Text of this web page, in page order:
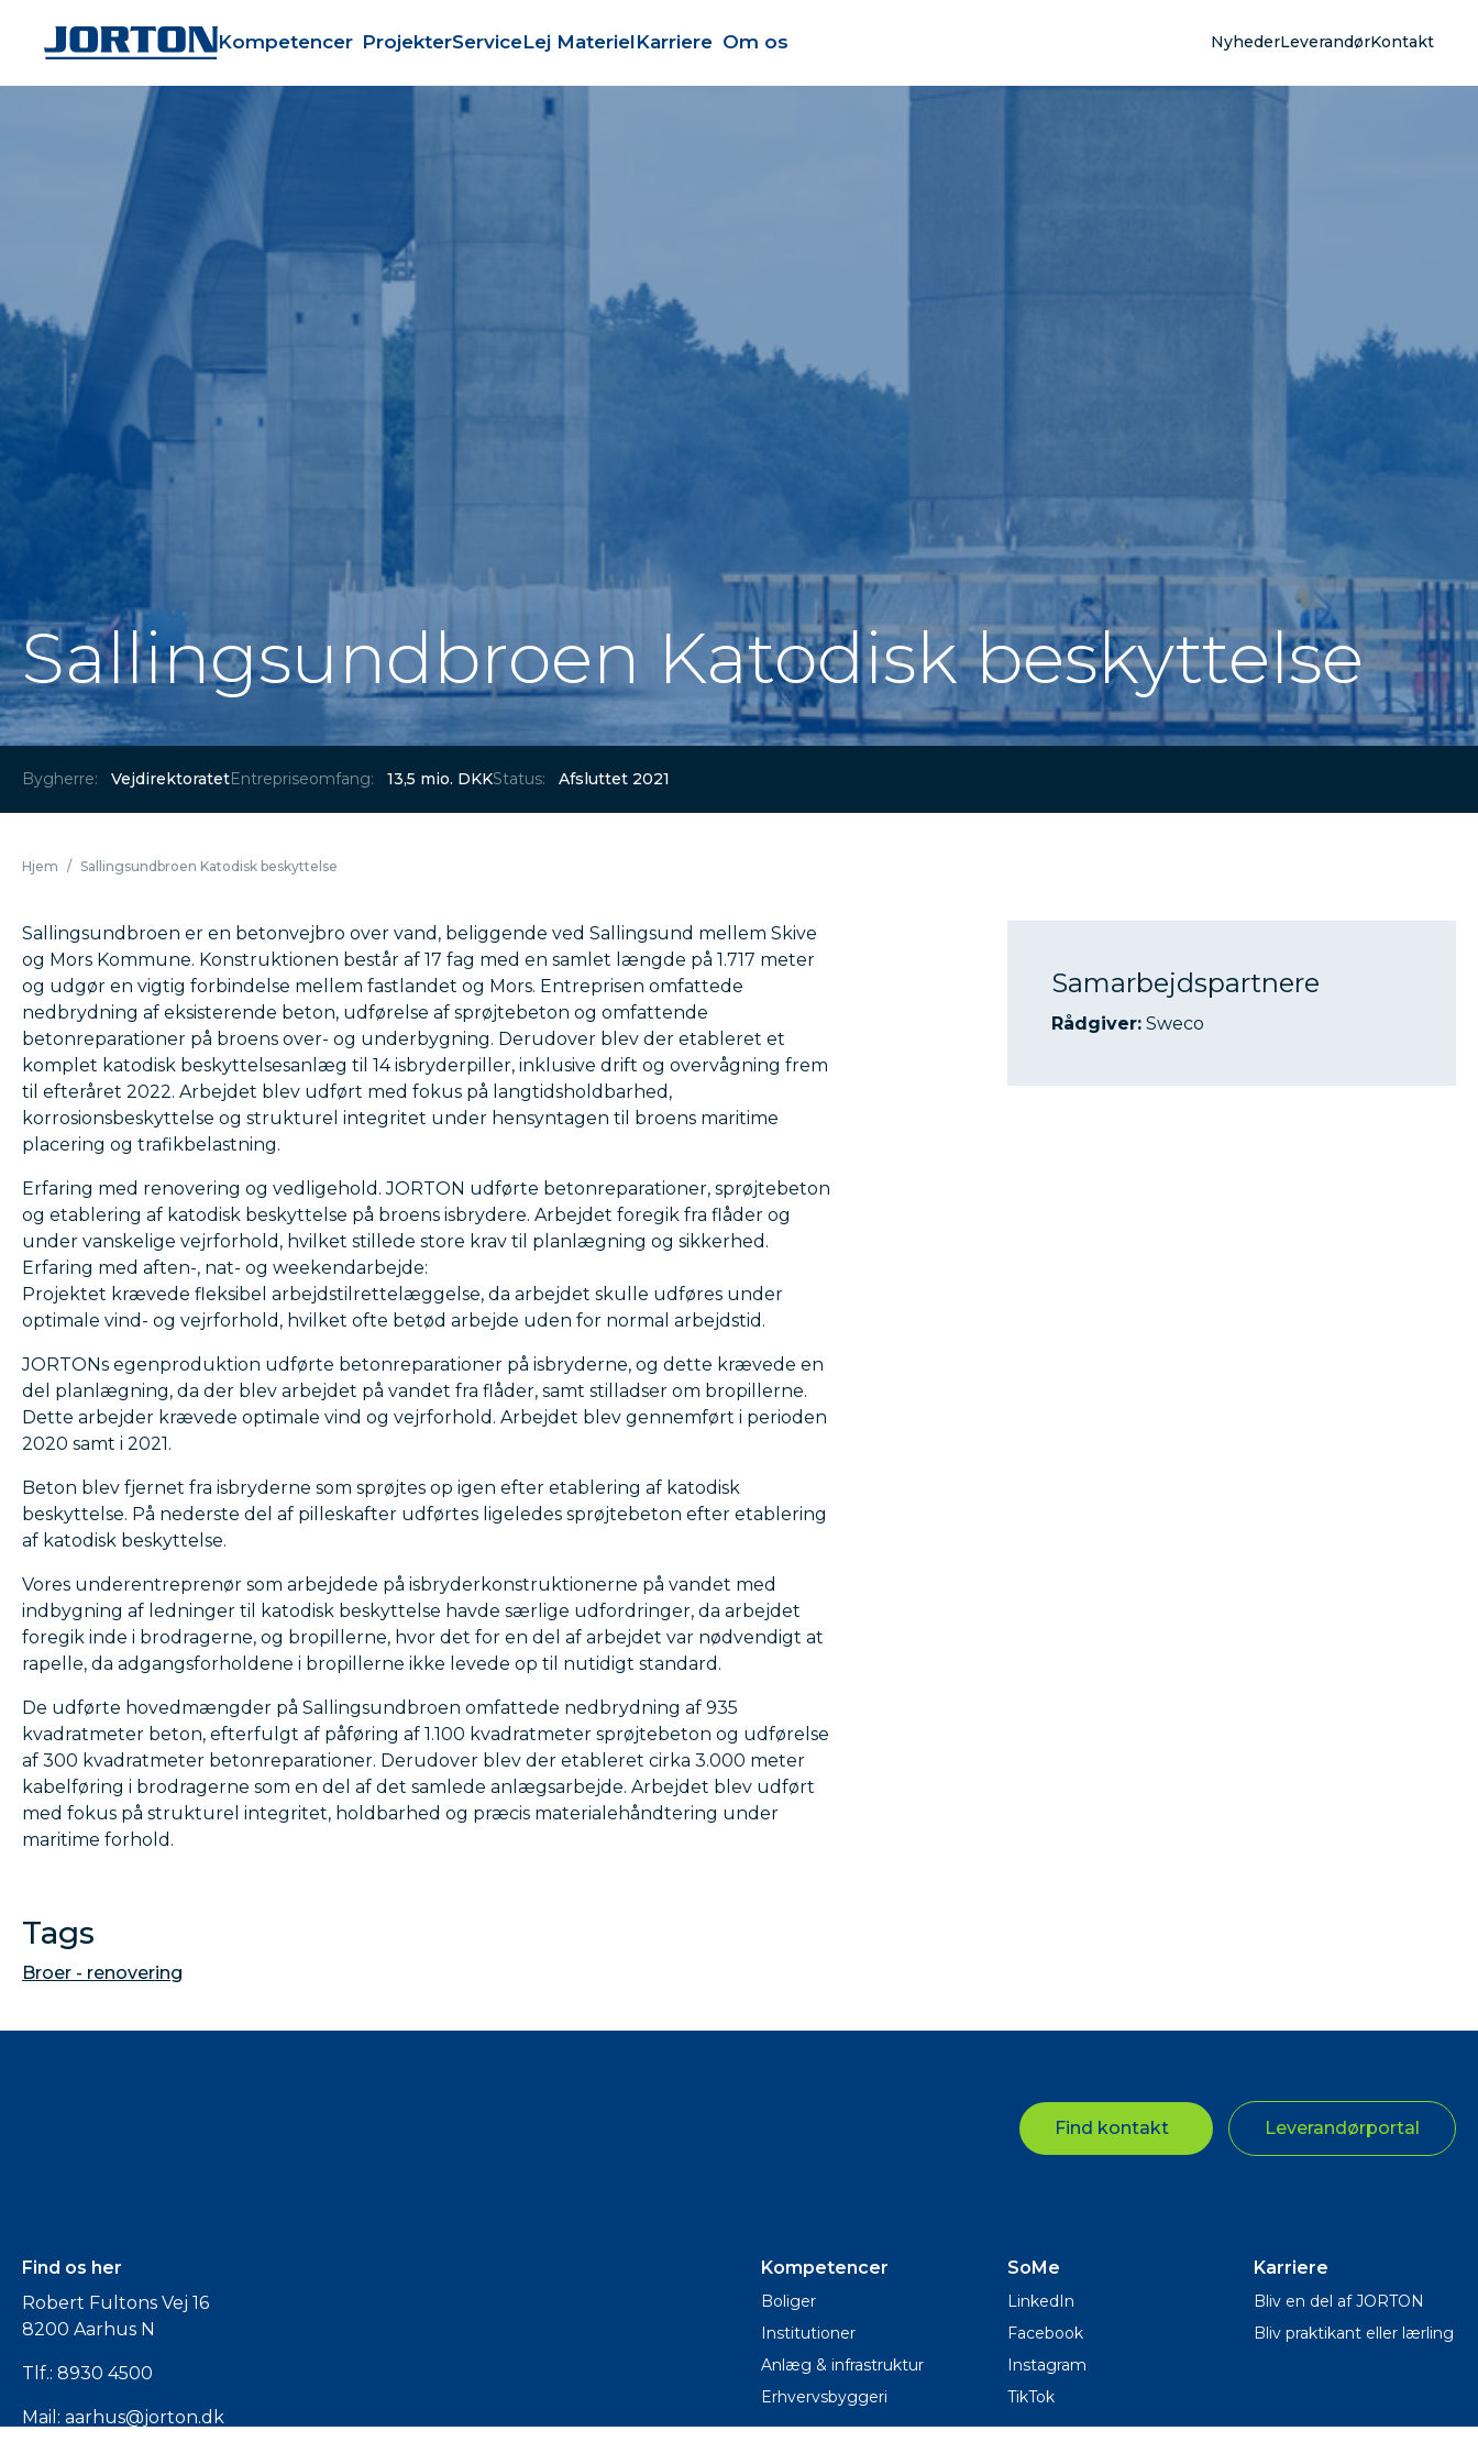
Kompetencer ProjekterServiceLej MaterielKarriere Om os NyhederLeverandørKontakt
Sallingsundbroen Katodisk beskyttelse
Bygherre: VejdirektoratetEntrepriseomfang: 13,5 mio. DKKStatus: Afsluttet 2021
Hjem / Sallingsundbroen Katodisk beskyttelse
Sallingsundbroen er en betonvejbro over vand, beliggende ved Sallingsund mellem Skive
og Mors Kommune. Konstruktionen består af 17 fag med en samlet længde på 1.717 meter
og udgør en vigtig forbindelse mellem fastlandet og Mors. Entreprisen omfattede
nedbrydning af eksisterende beton, udførelse af sprøjtebeton og omfattende
betonreparationer på broens over- og underbygning. Derudover blev der etableret et
komplet katodisk beskyttelsesanlæg til 14 isbryderpiller, inklusive drift og overvågning frem
til efteråret 2022. Arbejdet blev udført med fokus på langtidsholdbarhed,
korrosionsbeskyttelse og strukturel integritet under hensyntagen til broens maritime
placering og trafikbelastning.
Erfaring med renovering og vedligehold. JORTON udførte betonreparationer, sprøjtebeton
og etablering af katodisk beskyttelse på broens isbrydere. Arbejdet foregik fra flåder og
under vanskelige vejrforhold, hvilket stillede store krav til planlægning og sikkerhed.
Erfaring med aften-, nat- og weekendarbejde:
Projektet krævede fleksibel arbejdstilrettelæggelse, da arbejdet skulle udføres under
optimale vind- og vejrforhold, hvilket ofte betød arbejde uden for normal arbejdstid.
JORTONs egenproduktion udførte betonreparationer på isbryderne, og dette krævede en
del planlægning, da der blev arbejdet på vandet fra flåder, samt stilladser om bropillerne.
Dette arbejder krævede optimale vind og vejrforhold. Arbejdet blev gennemført i perioden
2020 samt i 2021.
Beton blev fjernet fra isbryderne som sprøjtes op igen efter etablering af katodisk
beskyttelse. På nederste del af pilleskafter udførtes ligeledes sprøjtebeton efter etablering
af katodisk beskyttelse.
Vores underentreprenør som arbejdede på isbryderkonstruktionerne på vandet med
indbygning af ledninger til katodisk beskyttelse havde særlige udfordringer, da arbejdet
foregik inde i brodragerne, og bropillerne, hvor det for en del af arbejdet var nødvendigt at
rapelle, da adgangsforholdene i bropillerne ikke levede op til nutidigt standard.
De udførte hovedmængder på Sallingsundbroen omfattede nedbrydning af 935
kvadratmeter beton, efterfulgt af påføring af 1.100 kvadratmeter sprøjtebeton og udførelse
af 300 kvadratmeter betonreparationer. Derudover blev der etableret cirka 3.000 meter
kabelføring i brodragerne som en del af det samlede anlægsarbejde. Arbejdet blev udført
med fokus på strukturel integritet, holdbarhed og præcis materialehåndtering under
maritime forhold.
Tags
Broer - renovering
Samarbejdspartnere
Rådgiver: Sweco
Find kontakt Leverandørportal
Find os her
Robert Fultons Vej 16
8200 Aarhus N
Tlf.: 8930 4500
Mail: aarhus@jorton.dk
Kompetencer
Boliger
Institutioner
Anlæg & infrastruktur
Erhvervsbyggeri
SoMe
LinkedIn
Facebook
Instagram
TikTok
Karriere
Bliv en del af JORTON
Bliv praktikant eller lærling